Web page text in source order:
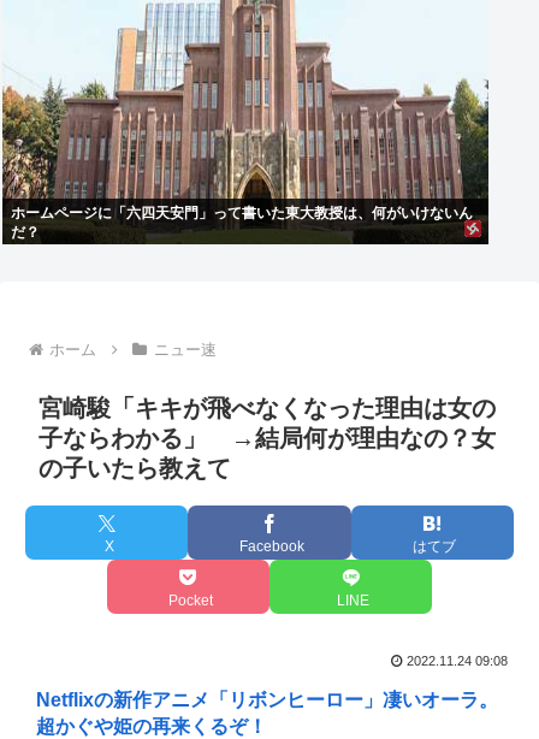
ホームページに「六四天安門」って書いた東大教授は、何がいけないん
だ？
ホーム ニュー速
宮崎駿「キキが飛べなくなった理由は女の
子ならわかる」 →結局何が理由なの？女
の子いたら教えて
X Facebook はてブ
Pocket LINE
2022.11.24 09:08
Netflixの新作アニメ「リボンヒーロー」凄いオーラ。
超かぐや姫の再来くるぞ！